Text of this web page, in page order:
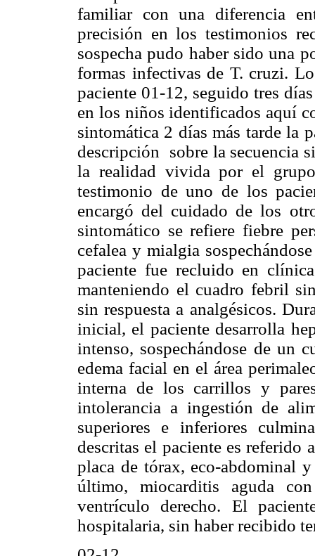
familiar con una diferencia
precisión en los testimonios
sospecha pudo haber sido una
formas infectivas de T. cruzi.
paciente 01-12, seguido tres
en los niños identificados aquí
sintomática 2 días más tarde la
descripción sobre la secuencia
la realidad vivida por el
testimonio de uno de los
encargó del cuidado de los
sintomático se refiere fiebre
cefalea y mialgia
paciente fue recluido en
manteniendo el cuadro febril
sin respuesta a analgésicos.
inicial, el paciente desarrolla
intenso, sospechándose de un
edema facial en el área
interna de los carrillos y
intolerancia a ingestión de
superiores e inferiores
descritas el paciente es referido
placa de tórax, eco-abdominal
último, miocarditis aguda
ventrículo derecho. El
hospitalaria, sin haber recibido